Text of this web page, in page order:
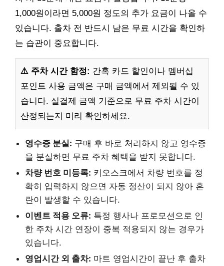
1,000원이라면 5,000원 정도의 추가 요금이 나올 수
있습니다. 출차 전 반드시 남은 무료 시간을 확인하
는 습관이 중요합니다.
⚠️ 주차 시간 함정: 간혹 카드 할인이나 멤버십
포인트 사용 금액은 구매 금액에서 제외될 수 있
습니다. 실결제 금액 기준으로 무료 주차 시간이
산정되는지 미리 확인하세요.
영수증 분실: 구매 후 바로 처리하지 않고 영수증
을 분실하면 무료 주차 혜택을 받지 못합니다.
차량 번호 미등록: 키오스크에서 차량 번호를 정
확히 입력하지 않으면 자동 정산이 되지 않아 혼
란이 발생할 수 있습니다.
이벤트 적용 오류: 특정 행사나 프로모션으로 인
한 주차 시간 연장이 중복 적용되지 않는 경우가
있습니다.
영업시간 외 출차: 마트 영업시간이 끝난 후 출차